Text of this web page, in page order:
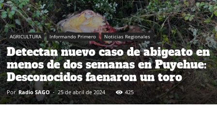
AGRICULTURA Informando Primero Noticias Regionales
Detectan nuevo caso de abigeato en
menos de dos semanas en Puyehue:
Desconocidos faenaron un toro
Por Radio SAGO - 25 de abril de 2024 425